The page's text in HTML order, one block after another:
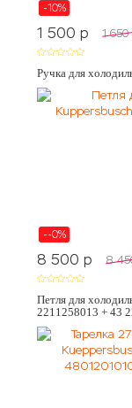
-10%
1 500 p 1 650
Ручка для
--0%
8 500 p 8
Петля для
2211258013 + 43